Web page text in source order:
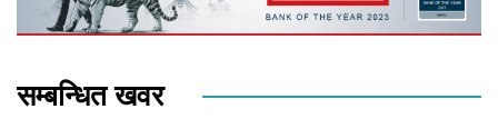
सम्बन्धित खवर